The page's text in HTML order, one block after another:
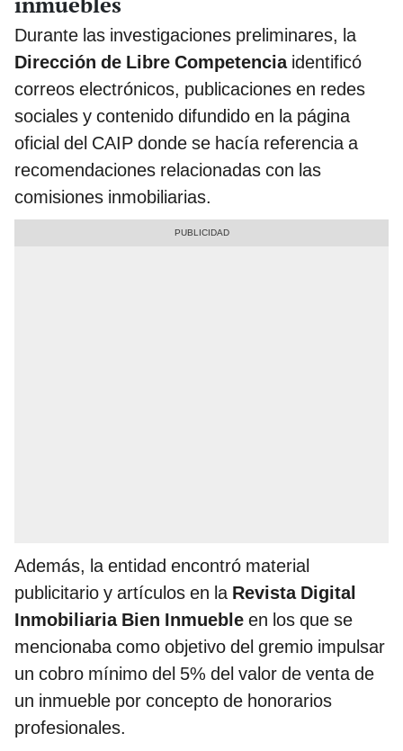
Durante las investigaciones preliminares, la
Dirección de Libre Competenciaidentificó
correos electrónicos, publicaciones en redes
sociales y contenido difundido en la página
oficial del CAIP donde se hacía referencia a
recomendaciones relacionadas con las
comisiones inmobiliarias.
Además, la entidad encontró material
publicitario y artículos en la Revista Digital
Inmobiliaria Bien Inmueble en los que se
mencionaba como objetivo del gremio impulsar
un cobro mínimo del 5% del valor de venta de
un inmueble por concepto de honorarios
profesionales.